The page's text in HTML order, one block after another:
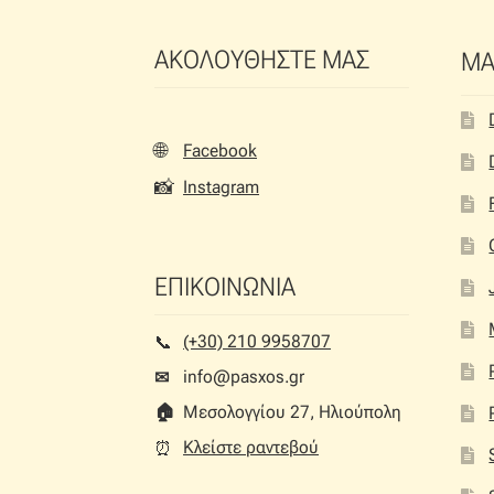
ΑΚΟΛΟΥΘΗΣΤΕ ΜΑΣ
🌐 Facebook
📸 Instagram
ΕΠΙΚΟΙΝΩΝΙΑ
📞︎
(+30) 210 9958707
✉
info@pasxos.gr
🏠︎ Μεσολογγίου 27, Ηλιούπολη
⏰︎
Κλείστε ραντεβού